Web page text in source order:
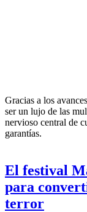
Gracias a los
ser un lujo de las
nervioso central de
garantías.
El festival
para
terror